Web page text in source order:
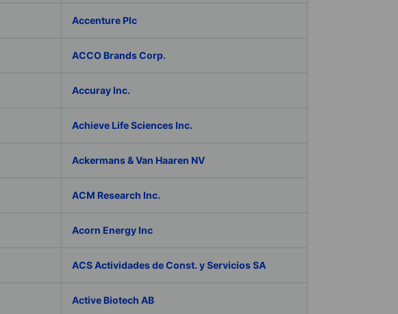
Accenture Plc
ACCO Brands Corp.
Accuray Inc.
Achieve Life Sciences Inc.
Ackermans & Van Haaren NV
ACM Research Inc.
Acorn Energy Inc
ACS Actividades de Const. y Servicios SA
Active Biotech AB